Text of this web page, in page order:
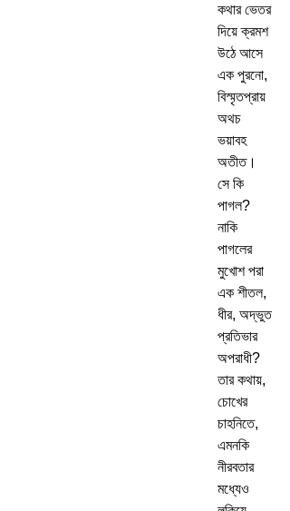
কথার ভেতর
দিয়ে ক্রমশ
উঠে আসে
এক পুরনো,
বিস্মৃতপ্রায়
অথচ
ভয়াবহ
অতীত।
সে কি
পাগল?
নাকি
পাগলের
মুখোশ পরা
এক শীতল,
ধীর, অদ্ভুত
প্রতিভার
অপরাধী?
তার কথায়,
চোখের
চাহনিতে,
এমনকি
নীরবতার
মধ্যেও